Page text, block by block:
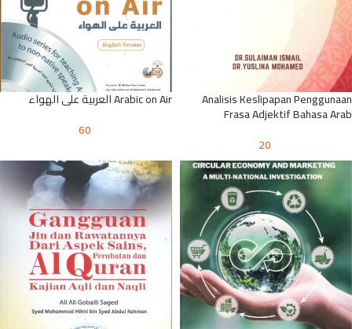
Analisis Keslipapan Penggunaan
Frasa Adjektif Bahasa Arab
20
Arabic on Air العربية على الهواء
60